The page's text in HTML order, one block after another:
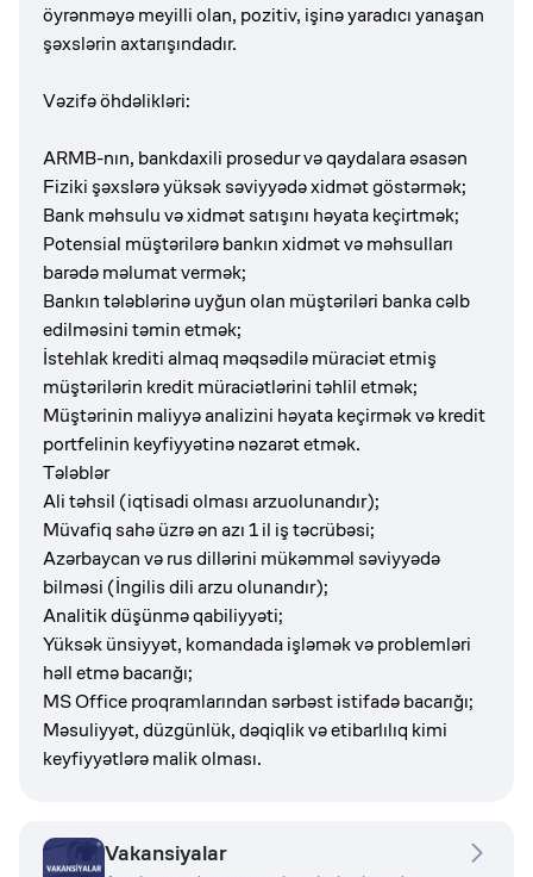
öyrənməyə meyilli olan, pozitiv, işinə yaradıcı yanaşan
şəxslərin axtarışındadır.
Vəzifə öhdəlikləri:
ARMB-nın, bankdaxili prosedur və qaydalara əsasən
Fiziki şəxslərə yüksək səviyyədə xidmət göstərmək;
Bank məhsulu və xidmət satışını həyata keçirtmək;
Potensial müştərilərə bankın xidmət və məhsulları
barədə məlumat vermək;
Bankın tələblərinə uyğun olan müştəriləri banka cəlb
edilməsini təmin etmək;
İstehlak krediti almaq məqsədilə müraciət etmiş
müştərilərin kredit müraciətlərini təhlil etmək;
Müştərinin maliyyə analizini həyata keçirmək və kredit
portfelinin keyfiyyətinə nəzarət etmək.
Tələblər
Ali təhsil (iqtisadi olması arzuolunandır);
Müvafiq sahə üzrə ən azı 1 il iş təcrübəsi;
Azərbaycan və rus dillərini mükəmməl səviyyədə
bilməsi (İngilis dili arzu olunandır);
Analitik düşünmə qabiliyyəti;
Yüksək ünsiyyət, komandada işləmək və problemləri
həll etmə bacarığı;
MS Office proqramlarından sərbəst istifadə bacarığı;
Məsuliyyət, düzgünlük, dəqiqlik və etibarlılıq kimi
keyfiyyətlərə malik olması.
Vakansiyalar